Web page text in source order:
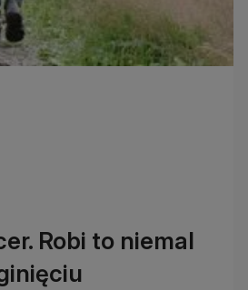
Robi to niemal